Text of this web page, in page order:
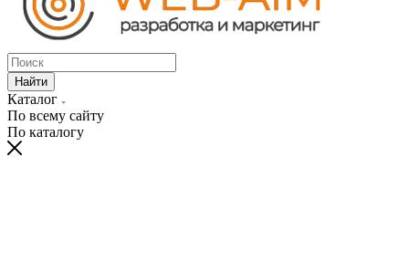
Найти
Каталог
По всему сайту
По каталогу